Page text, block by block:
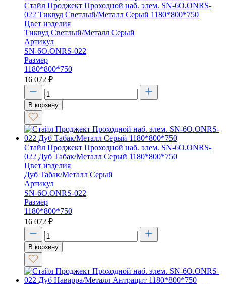
Стайл Проджект Проходной наб. элем. SN-6O.ONRS-
022 Тиквуд Светлый/Металл Серый 1180*800*750
Цвет изделия
Тиквуд Светлый/Металл Серый
Артикул
SN-6O.ONRS-022
Размер
1180*800*750
16 072 ₽
В корзину
Стайл Проджект Проходной наб. элем. SN-6O.ONRS-
022 Дуб Табак/Металл Серый 1180*800*750
Цвет изделия
Дуб Табак/Металл Серый
Артикул
SN-6O.ONRS-022
Размер
1180*800*750
16 072 ₽
В корзину